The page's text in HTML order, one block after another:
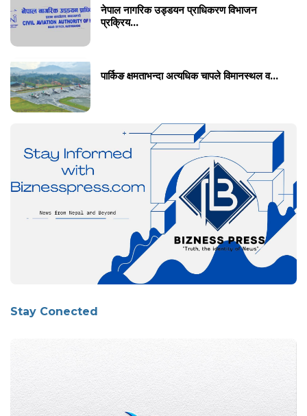
नेपाल नागरिक उड्डयन प्राधिकरण विभाजन
प्रक्रिय...
पार्किङ क्षमताभन्दा अत्यधिक चापले विमानस्थल व...
Stay Conected